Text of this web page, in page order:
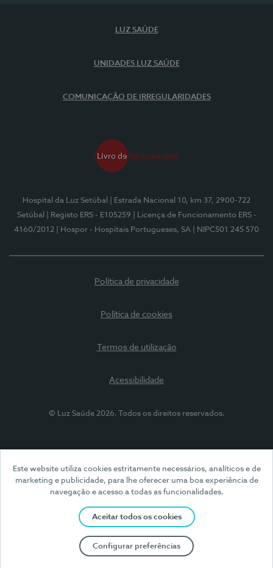
Este website utiliza cookies estritamente necessários, analíticos e de
marketing e publicidade, para lhe oferecer uma boa experiência de
navegação e acesso a todas as funcionalidades.
Aceitar todos os cookies
Configurar preferências
LUZ SAÚDE
UNIDADES LUZ SAÚDE
COMUNICAÇÃO DE IRREGULARIDADES
Hospital da Luz Setúbal
| Estrada Nacional 10, km 37, 2900-722
Setúbal
| Registo ERS - E105259
| Licença de Funcionamento ERS -
4160/2012
| Hospor - Hospitais Portugueses, SA | NIPC501 245 570
Política de privacidade
Política de cookies
Termos de utilização
Acessibilidade
© Luz Saúde 2026. Todos os direitos reservados.